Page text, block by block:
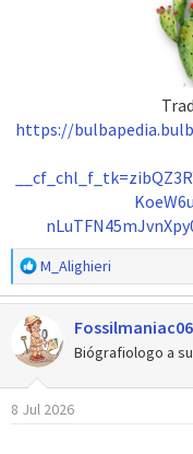
https://
R
e
a
c
c
i
o
n
M_Alighieri
Fossilmaniac06
Biógrafiologo a
8 Jul 2026